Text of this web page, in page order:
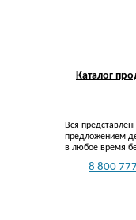
Каталог
Вся
предложением
в любое время
8 800